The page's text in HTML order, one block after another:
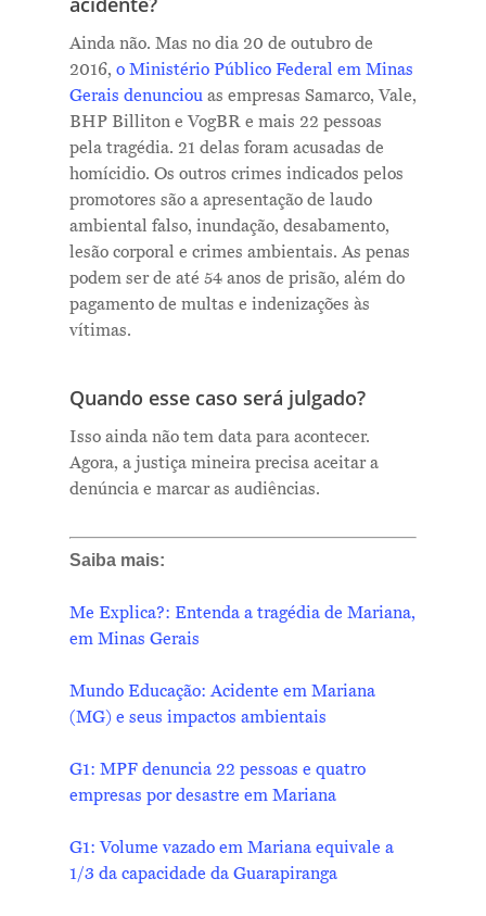
Ainda não. Mas no dia 20 de outubro de
2016, o Ministério Público Federal em Minas
Gerais denunciou as empresas Samarco, Vale,
BHP Billiton e VogBR e mais 22 pessoas
pela tragédia. 21 delas foram acusadas de
homícidio. Os outros crimes indicados pelos
promotores são a apresentação de laudo
ambiental falso, inundação, desabamento,
lesão corporal e crimes ambientais. As penas
podem ser de até 54 anos de prisão, além do
pagamento de multas e indenizações às
vítimas.
Quando esse caso será julgado?
Isso ainda não tem data para acontecer.
Agora, a justiça mineira precisa aceitar a
denúncia e marcar as audiências.
Saiba mais:
Me Explica?: Entenda a tragédia de Mariana,
em Minas Gerais
Mundo Educação: Acidente em Mariana
(MG) e seus impactos ambientais
G1: MPF denuncia 22 pessoas e quatro
empresas por desastre em Mariana
G1: Volume vazado em Mariana equivale a
1/3 da capacidade da Guarapiranga
Me Explica ?
Notícias
Newsletter
Contatos